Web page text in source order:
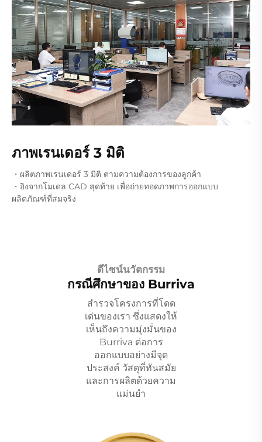
ภาพเรนเดอร์ 3 มิติ
・ผลิตภาพเรนเดอร์ 3 มิติ ตามความต้องการของลูกค้า
・อิงจากโมเดล CAD สุดท้าย เพื่อถ่ายทอดภาพการออกแบบ
ผลิตภัณฑ์ที่สมจริง
ดีไซน์นวัตกรรม
กรณีศึกษาของ Burriva
สำรวจโครงการที่โดด
เด่นของเรา ซึ่งแสดงให้
เห็นถึงความมุ่งมั่นของ
Burriva ต่อการ
ออกแบบอย่างมีจุด
ประสงค์ วัสดุที่ทันสมัย
และการผลิตด้วยความ
แม่นยำ
เหรียญทองคำ 18 กะรัต